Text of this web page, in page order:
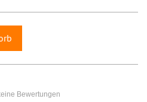
Bewertungen